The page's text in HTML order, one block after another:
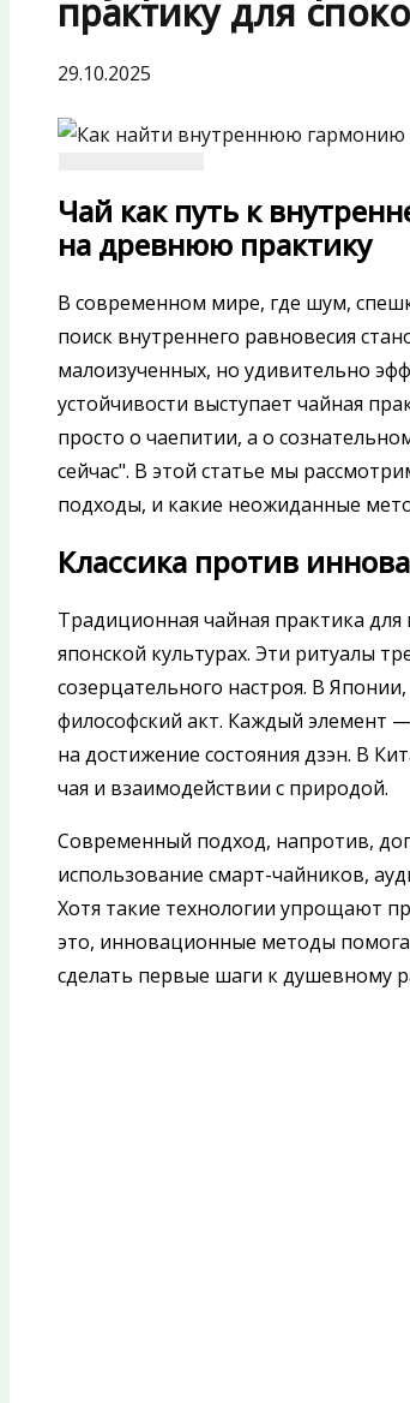
практику для
29.10.2025
Чай как путь к
на древнюю практику
В современном мире, где шум,
поиск внутреннего равновесия
малоизученных, но удивительно
устойчивости выступает чайная
просто о чаепитии, а о
сейчас". В этой статье мы
подходы, и какие неожиданные
Классика против
Традиционная чайная практика
японской культурах. Эти ритуалы
созерцательного настроя. В
философский акт. Каждый элемент
на достижение состояния дзэн. В
чая и взаимодействии с природой.
Современный подход, напротив,
использование смарт-чайников,
Хотя такие технологии упрощают
это, инновационные методы
сделать первые шаги к душевному